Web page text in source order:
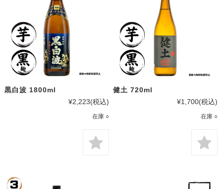
黒白波 1800ml
¥2,223(税込)
在庫 ○
健土 720ml
¥1,700(税込)
在庫 ○